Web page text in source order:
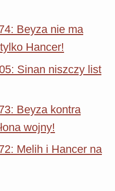
Beyza nie ma
Hancer!
Sinan niszczy list
Beyza kontra
wojny!
Melih i Hancer na